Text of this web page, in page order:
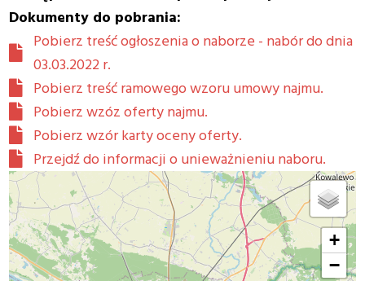
Dokumenty do pobrania:
Pobierz treść ogłoszenia o naborze - nabór do dnia
03.03.2022 r.
Pobierz treść ramowego wzoru umowy najmu.
Pobierz wzóz oferty najmu.
Pobierz wzór karty oceny oferty.
Przejdź do informacji o unieważnieniu naboru.
+
−